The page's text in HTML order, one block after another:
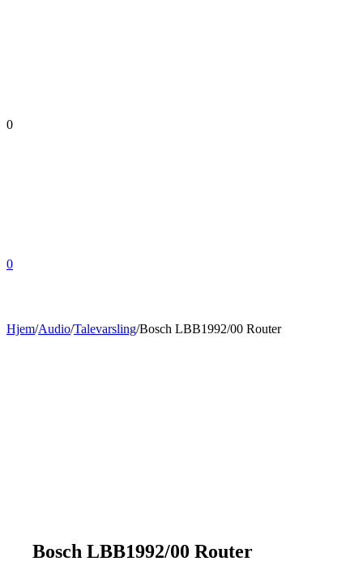
0
0
Hjem/Audio/Talevarsling/Bosch LBB1992/00 Router
Bosch LBB1992/00 Router